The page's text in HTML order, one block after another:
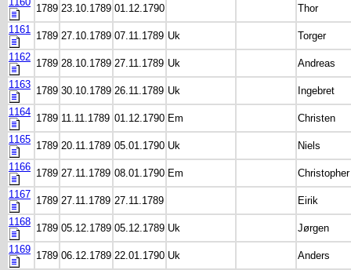
1789 23.10.1789 01.12.1790
Thor
1161
1789 27.10.1789 07.11.1789 Uk
Torger
1162
1789 28.10.1789 27.11.1789 Uk
Andreas
1163
1789 30.10.1789 26.11.1789 Uk
Ingebret
1164
1789 11.11.1789 01.12.1790 Em
Christen
1165
1789 20.11.1789 05.01.1790 Uk
Niels
1166
1789 27.11.1789 08.01.1790 Em
Christopher
1167
1789 27.11.1789 27.11.1789
Eirik
1168
1789 05.12.1789 05.12.1789 Uk
Jørgen
1169
1789 06.12.1789 22.01.1790 Uk
Anders